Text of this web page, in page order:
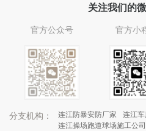
关注我们的
官方公众号 官方小
分支机构： 连江防暴安防厂家
连江
连江操场跑道球场施工公司